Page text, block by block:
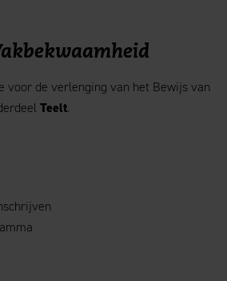
voor de verlenging van het Bewijs van
Teelt.